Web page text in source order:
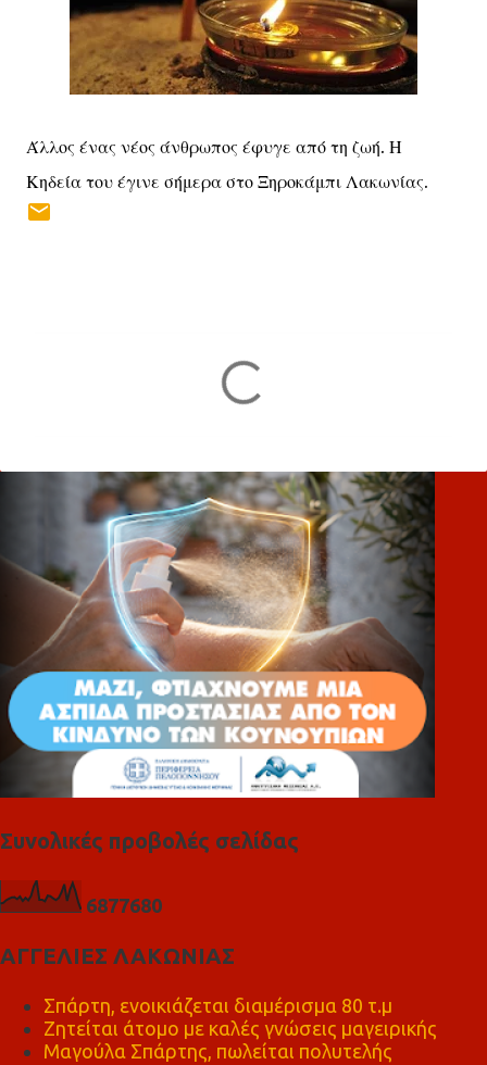
Άλλος ένας νέος άνθρωπος έφυγε από τη ζωή. Η
Κηδεία του έγινε σήμερα στο Ξηροκάμπι Λακωνίας.
λ
Συνολικές προβολές σελίδας
6877680
ΑΓΓΕΛΙΕΣ ΛΑΚΩΝΙΑΣ
Σπάρτη, ενοικιάζεται διαμέρισμα 80 τ.μ
Ζητείται άτομο με καλές γνώσεις μαγειρικής
Μαγούλα Σπάρτης, πωλείται πολυτελής